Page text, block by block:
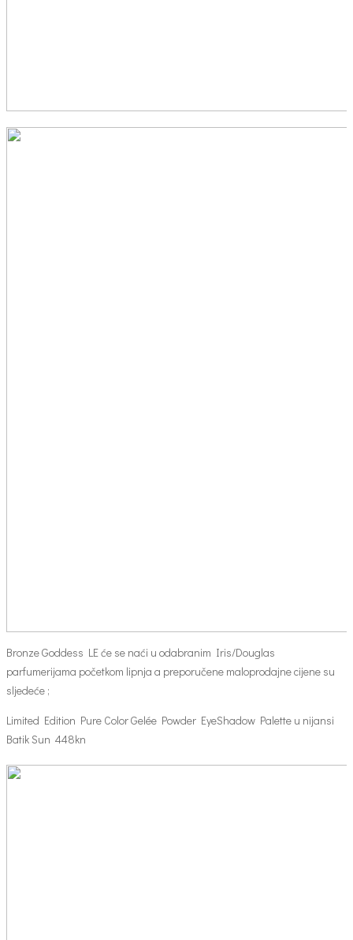
Bronze Goddess LE će se naći u odabranim Iris/Douglas
parfumerijama početkom lipnja a preporučene maloprodajne cijene su
sljedeće ;
Limited Edition Pure Color Gelée Powder EyeShadow Palette u nijansi
Batik Sun 448kn